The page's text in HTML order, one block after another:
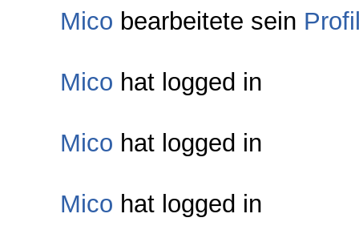
Mico bearbeitete sein
Mico hat logged in
Mico hat logged in
Mico hat logged in